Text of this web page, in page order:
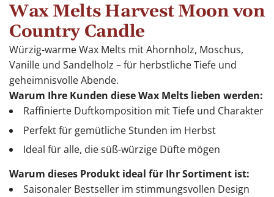
Wax Melts Harvest Moon von
Country Candle
Würzig-warme Wax Melts mit Ahornholz, Moschus,
Vanille und Sandelholz – für herbstliche Tiefe und
geheimnisvolle Abende.
Warum Ihre Kunden diese Wax Melts lieben werden:
Raffinierte Duftkomposition mit Tiefe und Charakter
Perfekt für gemütliche Stunden im Herbst
Ideal für alle, die süß-würzige Düfte mögen
Warum dieses Produkt ideal für Ihr Sortiment ist:
Saisonaler Bestseller im stimmungsvollen Design